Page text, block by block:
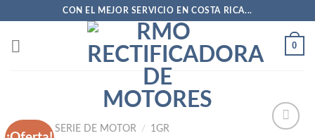
contenido
CON EL MEJOR SERVICIO EN COSTA RICA...
0
/ SERIE DE MOTOR / 1GR